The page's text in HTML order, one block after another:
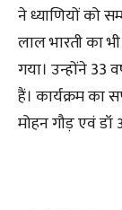
ने ध्याणियों को
लाल भारती का
गया। उन्होंने 33
हैं। कार्यक्रम
मोहन गौड़ एवं डॉ